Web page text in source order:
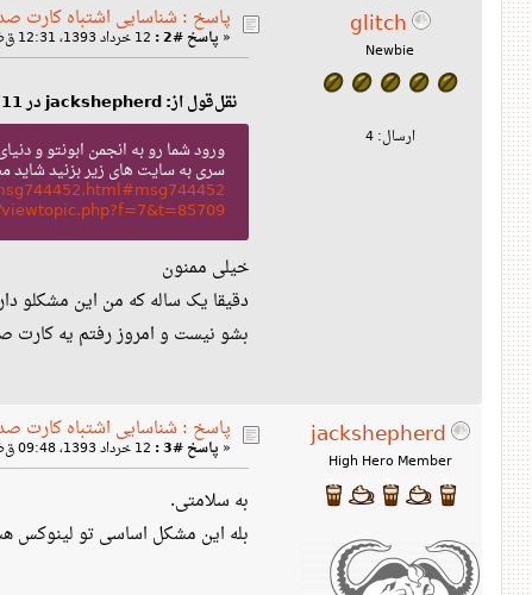
glitch
Newbie
ارسال: 4
پاسخ : شناسایی اشتباه کارت
« پاسخ #2 :
نقل‌قول از: jackshepherd در 11 خرداد 1393، 07:43 ب‌ظ
ورود شما رو به انجمن ابونتو و
سری به سایت های زیر بزنید
خیلی ممنون
بشو نیست و امروز رفتم یه کارت
jackshepherd
High Hero Member
پاسخ : شناسایی اشتباه کارت
« پاسخ #3 :
به سلامتی.
بله این مشکل اساسی تو لینوکس